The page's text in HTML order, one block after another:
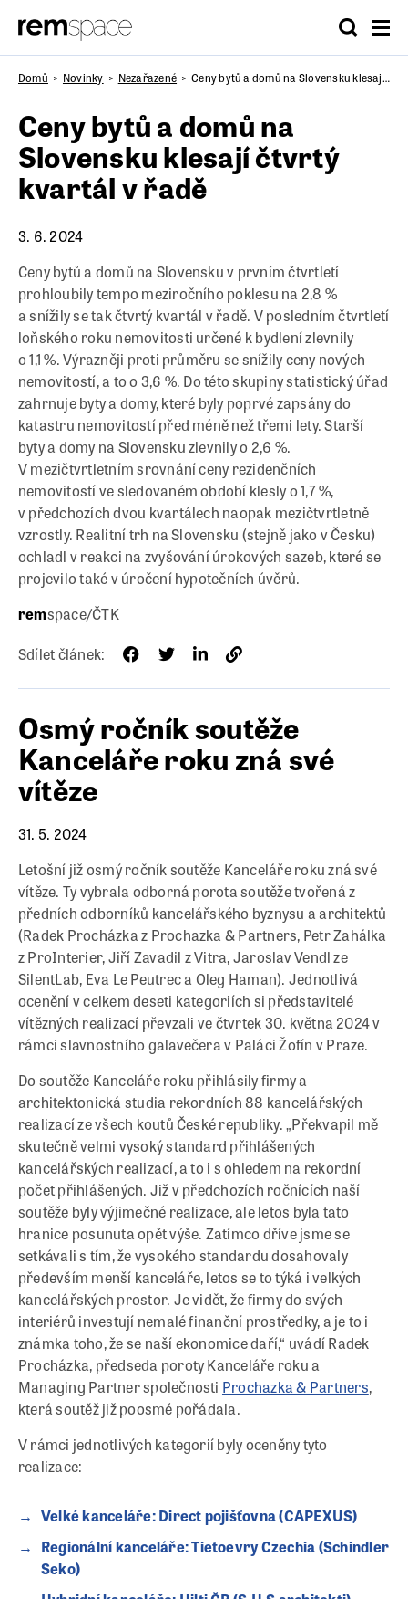
Domů Novinky Nezařazené Ceny bytů a domů na Slovensku klesají čtvrtý kvartál v řadě
Ceny bytů a domů na
Slovensku klesají čtvrtý
kvartál v řadě
3. 6. 2024
Ceny bytů a domů na Slovensku v prvním čtvrtletí
prohloubily tempo meziročního poklesu na 2,8 %
a snížily se tak čtvrtý kvartál v řadě. V posledním čtvrtletí
loňského roku nemovitosti určené k bydlení zlevnily
o 1,1 %. Výrazněji proti průměru se snížily ceny nových
nemovitostí, a to o 3,6 %. Do této skupiny statistický úřad
zahrnuje byty a domy, které byly poprvé zapsány do
katastru nemovitostí před méně než třemi lety. Starší
byty a domy na Slovensku zlevnily o 2,6 %.
V mezičtvrtletním srovnání ceny rezidenčních
nemovitostí ve sledovaném období klesly o 1,7 %,
v předchozích dvou kvartálech naopak mezičtvrtletně
vzrostly. Realitní trh na Slovensku (stejně jako v Česku)
ochladl v reakci na zvyšování úrokových sazeb, které se
projevilo také v úročení hypotečních úvěrů.
remspace/ČTK
Sdílet článek:
Osmý ročník soutěže
Kanceláře roku zná své
vítěze
31. 5. 2024
Letošní již osmý ročník soutěže Kanceláře roku zná své
vítěze. Ty vybrala odborná porota soutěže tvořená z
předních odborníků kancelářského byznysu a architektů
(Radek Procházka z Prochazka & Partners, Petr Zahálka
z ProInterier, Jiří Zavadil z Vitra, Jaroslav Vendl ze
SilentLab, Eva Le Peutrec a Oleg Haman). Jednotlivá
ocenění v celkem deseti kategoriích si představitelé
vítězných realizací převzali ve čtvrtek 30. května 2024 v
rámci slavnostního galavečera v Paláci Žofín v Praze.
Do soutěže Kanceláře roku přihlásily firmy a
architektonická studia rekordních 88 kancelářských
realizací ze všech koutů České republiky. „Překvapil mě
skutečně velmi vysoký standard přihlášených
kancelářských realizací, a to i s ohledem na rekordní
počet přihlášených. Již v předchozích ročnících naší
soutěže byly výjimečné realizace, ale letos byla tato
hranice posunuta opět výše. Zatímco dříve jsme se
setkávali s tím, že vysokého standardu dosahovaly
především menší kanceláře, letos se to týká i velkých
kancelářských prostor. Je vidět, že firmy do svých
interiérů investují nemalé finanční prostředky, a je to i
známka toho, že se naší ekonomice daří,“ uvádí Radek
Procházka, předseda poroty Kanceláře roku a
Managing Partner společnosti Prochazka & Partners,
která soutěž již poosmé pořádala.
V rámci jednotlivých kategorií byly oceněny tyto
realizace:
Velké kanceláře: Direct pojišťovna (CAPEXUS)
Regionální kanceláře: Tietoevry Czechia (Schindler
Seko)